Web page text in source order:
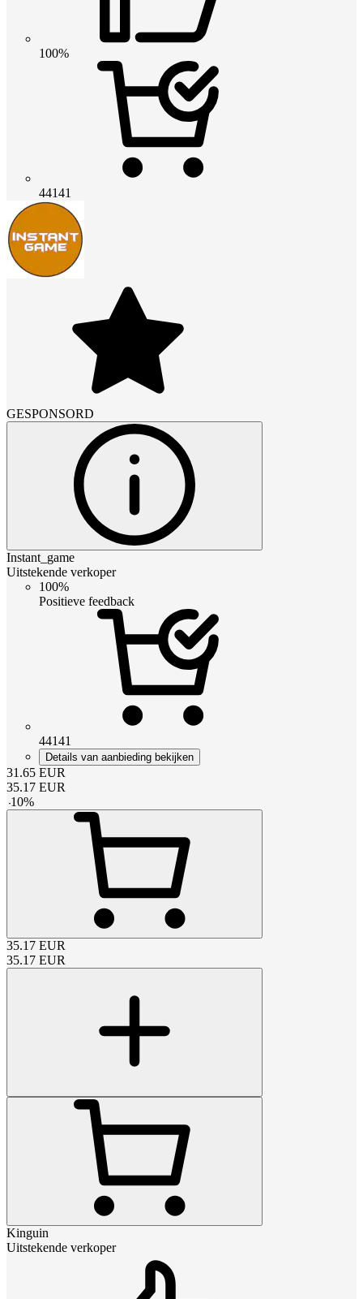
100%
44141
GESPONSORD
Instant_game
Uitstekende verkoper
100%
Positieve feedback
44141
Details van aanbieding bekijken
31.65 EUR
35.17 EUR
-10%
35.17 EUR
35.17 EUR
Kinguin
Uitstekende verkoper